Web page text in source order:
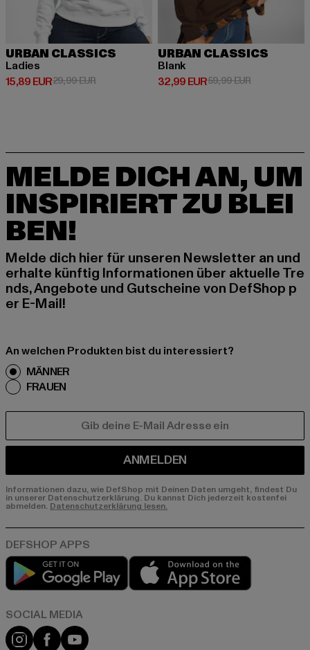
URBAN CLASSICS
Ladies
15,89 EUR
Derzeitiger Preis: 15,89 EUR
29,99 EURAktionspreis: 29,99 EUR
URBAN CLASSICS
Blank
32,99 EUR
Derzeitiger Preis: 32,99 EUR
59,99 EURAktionspreis:
MELDE DICH AN, UM
INSPIRIERT ZU BLEI
BEN!
Melde dich hier für unseren Newsletter an und
erhalte künftig Informationen über aktuelle Tre
nds, Angebote und Gutscheine von DefShop p
er E-Mail!
An welchen Produkten bist du interessiert?
MÄNNER
FRAUEN
ANMELDEN
Informationen dazu, wie DefShop mit Deinen Daten umgeht, findest Du
in unserer Datenschutzerklärung. Du kannst Dich jederzeit kostenfei
abmelden. Datenschutzerklärung lesen.
Play market
Instagram
FacebookYouTube